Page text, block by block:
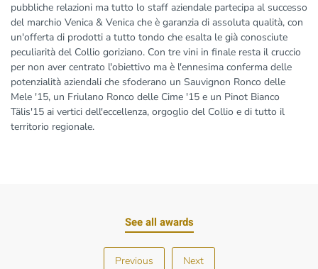
pubbliche relazioni ma tutto lo staff aziendale partecipa al successo
del marchio Venica & Venica che è garanzia di assoluta qualità, con
un'offerta di prodotti a tutto tondo che esalta le già conosciute
peculiarità del Collio goriziano. Con tre vini in finale resta il cruccio
per non aver centrato l'obiettivo ma è l'ennesima conferma delle
potenzialità aziendali che sfoderano un Sauvignon Ronco delle
Mele '15, un Friulano Ronco delle Cime '15 e un Pinot Bianco
Tälis'15 ai vertici dell'eccellenza, orgoglio del Collio e di tutto il
territorio regionale.
See all awards
Previous Next